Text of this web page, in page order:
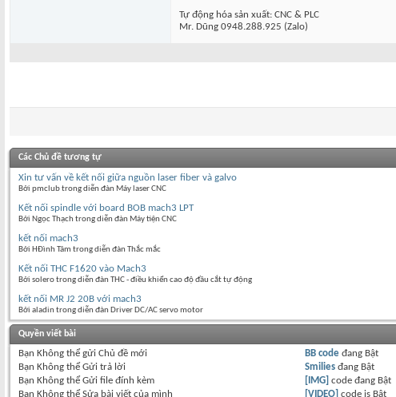
Tự động hóa sản xuất: CNC & PLC
Mr. Dũng 0948.288.925 (Zalo)
Các Chủ đề tương tự
Xin tư vấn về kết nối giữa nguồn laser fiber và galvo
Bởi pmclub trong diễn đàn Máy laser CNC
Kết nối spindle với board BOB mach3 LPT
Bởi Ngọc Thạch trong diễn đàn Máy tiện CNC
kết nối mach3
Bởi HĐình Tâm trong diễn đàn Thắc mắc
Kết nối THC F1620 vào Mach3
Bởi solero trong diễn đàn THC - điều khiển cao độ đầu cắt tự động
kết nối MR J2 20B với mach3
Bởi aladin trong diễn đàn Driver DC/AC servo motor
Quyền viết bài
Bạn Không thể gửi Chủ đề mới
Bạn Không thể Gửi trả lời
Bạn Không thể Gửi file đính kèm
Bạn Không thể Sửa bài viết của mình
BB codeđang Bật
Smiliesđang Bật
[IMG] code đang Bật
[VIDEO] code is Bật